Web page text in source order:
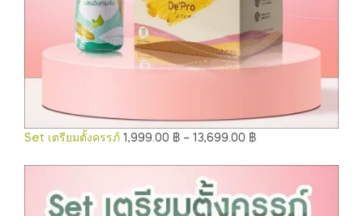
Set เตรียมตั้งครรภ์ 1,999.00 ฿ – 13,699.00 ฿